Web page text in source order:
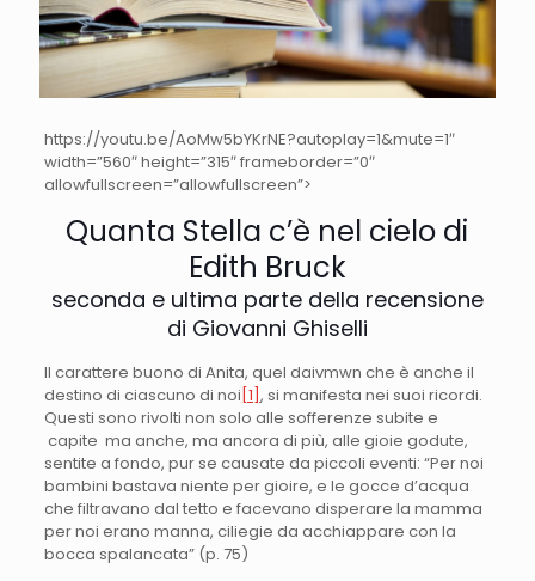
https://youtu.be/AoMw5bYKrNE?autoplay=1&mute=1″
width=”560″ height=”315″ frameborder=”0″
allowfullscreen=”allowfullscreen”>
Quanta Stella c’è nel cielo di
Edith Bruck
seconda e ultima parte della recensione
di Giovanni Ghiselli
Il carattere buono di Anita, quel daivmwn che è anche il
destino di ciascuno di noi [1], si manifesta nei suoi ricordi.
Questi sono rivolti non solo alle sofferenze subite e
capite ma anche, ma ancora di più, alle gioie godute,
sentite a fondo, pur se causate da piccoli eventi: “Per noi
bambini bastava niente per gioire, e le gocce d’acqua
che filtravano dal tetto e facevano disperare la mamma
per noi erano manna, ciliegie da acchiappare con la
bocca spalancata” (p. 75)